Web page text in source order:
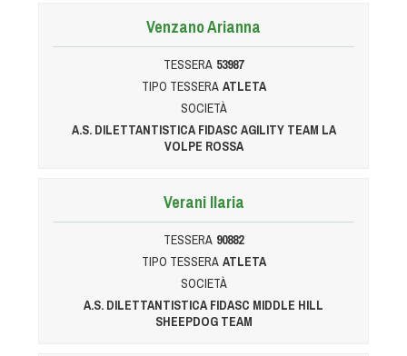
Venzano Arianna
TESSERA 53987
TIPO TESSERA ATLETA
SOCIETÀ
A.S. DILETTANTISTICA FIDASC AGILITY TEAM LA
VOLPE ROSSA
Verani Ilaria
TESSERA 90882
TIPO TESSERA ATLETA
SOCIETÀ
A.S. DILETTANTISTICA FIDASC MIDDLE HILL
SHEEPDOG TEAM
Agility
DiscDog
Dog Balance
Dog Trail
Hoopers
Mantrailing
Nosework
Obedience
Rally Obedience
Retriever Sport